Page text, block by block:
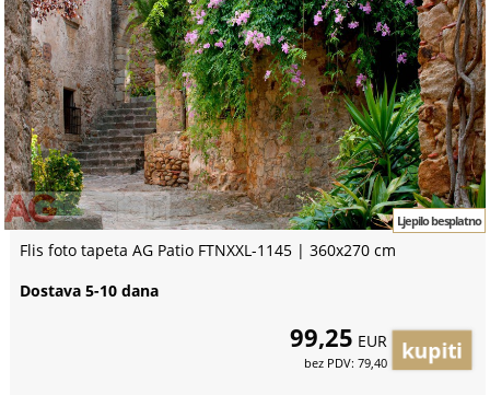
Flis foto tapeta AG Patio FTNXXL-1145 | 360x270 cm
Ljepilo besplatno
Dostava 5-10 dana
99,25 EUR
bez PDV: 79,40